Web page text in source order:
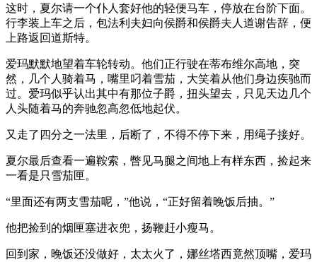
这时，夏尔请一个仆人套好他的轻便马车，停放在台阶下面。
行李装上车之后，包法利夫妇向侯爵和侯爵夫人道谢告辞，便
上路返回道斯特。
爱玛默默地望着车轮转动。他们正行驶在蒂布维尔高地，突
然，几个人骑着马，嘴里叼着雪茄，大笑着从他们身边疾驰而
过。爱玛似乎认出其中有那位子爵，扭头望去，只见天边几个
人头随着马的奔驰忽高忽低地起伏。
又走了四分之一法里，后断了，不得不停下来，用绳子接好。
夏尔最后查看一遍鞍索，瞥见马腿之间地上有样东西，捡起来
一看是只雪茄匣。
“里面还有两支雪茄呢，”他说，“正好留着晚饭后抽。”
他把捡到的烟匣塞进衣兜，扬鞭赶小瘦马。
回到家，晚饭还没做好，太太火了，娜丝塔西竟然顶嘴，爱玛